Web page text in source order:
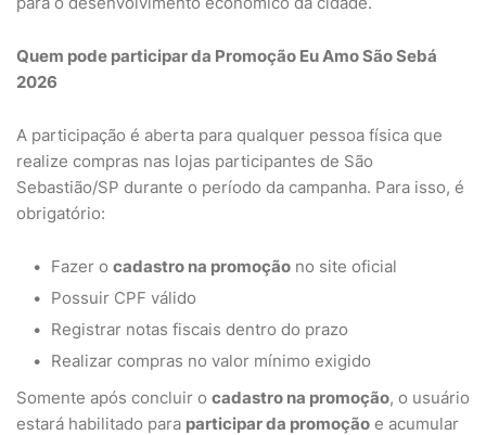
Quem pode participar da Promoção Eu Amo São Sebá
2026
A participação é aberta para qualquer pessoa física que
realize compras nas lojas participantes de São
Sebastião/SP durante o período da campanha. Para isso, é
obrigatório:
Fazer o cadastro na promoção no site oficial
Possuir CPF válido
Registrar notas fiscais dentro do prazo
Realizar compras no valor mínimo exigido
Somente após concluir o cadastro na promoção, o usuário
estará habilitado para participar da promoção e acumular